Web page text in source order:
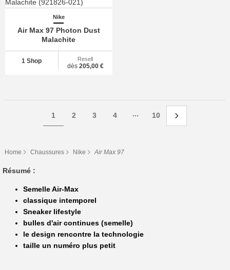
Nike
Air Max 97 Photon Dust
Malachite
1 Shop
Resell
dès205,00 €
1 2 3 4 ... 10
Home Chaussures Nike Air Max 97
Résumé :
Semelle Air-Max
classique intemporel
Sneaker lifestyle
bulles d'air continues (semelle)
le design rencontre la technologie
taille un numéro plus petit